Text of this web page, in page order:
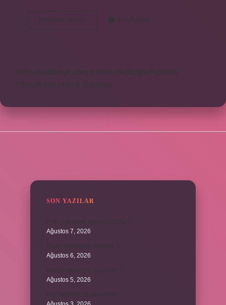
Devamını okuyun
Menkıbe
Sahibi
Yorum Bırak
https://safderun.com.tr
https://sokoglam.com.tr
https://sinto.com.tr
Sitemap
SON YAZILAR
Ağustos 7, 2026
Ağustos 6, 2026
Ağustos 5, 2026